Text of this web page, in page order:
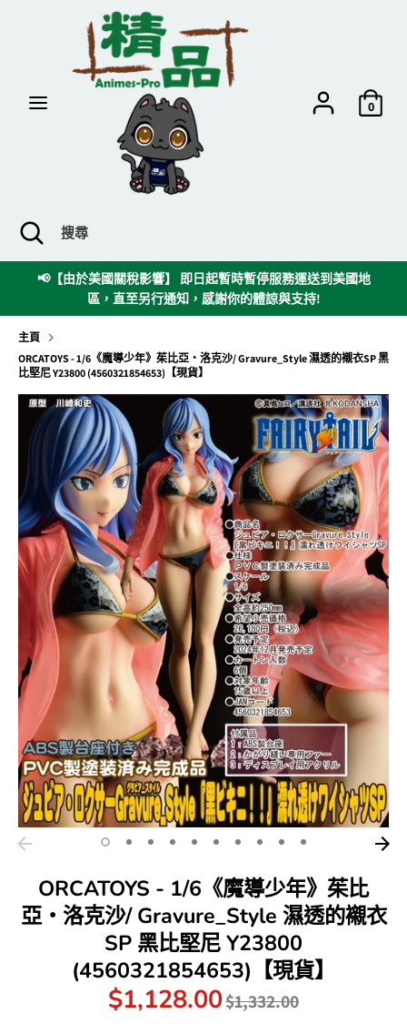
0
尋
搜
尋
關
閉
搜
📢【由於美國關稅影響】 即日起暫時暫停服務運送到美國地
區，直至另行通知，感謝你的體諒與支持!
主頁
ORCATOYS - 1/6《魔導少年》茱比亞‧洛克沙/ Gravure_Style 濕透的襯衣SP 黑
比堅尼 Y23800 (4560321854653)【現貨】
ORCATOYS - 1/6《魔導少年》茱比
亞‧洛克沙/ Gravure_Style 濕透的襯衣
SP 黑比堅尼 Y23800
(4560321854653)【現貨】
$1,128.00原
價
$1,332.00